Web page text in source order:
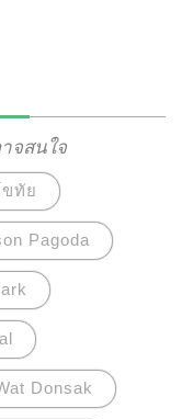
จสนใจ
ทัย
Pagoda
Donsak